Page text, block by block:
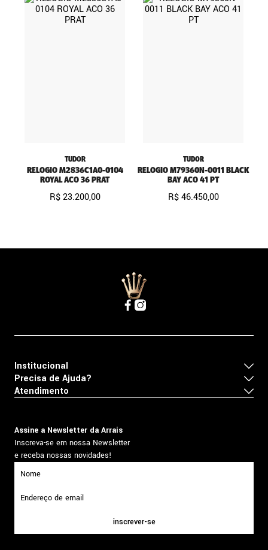
TUDOR
RELOGIO M2836C1A0-0104
ROYAL ACO 36 PRAT
R$ 23.200,00
TUDOR
RELOGIO M79360N-0011 BLACK
BAY ACO 41 PT
R$ 46.450,00
Institucional
Precisa de Ajuda?
Atendimento
Assine a Newsletter da Arrais
Inscreva-se em nossa Newsletter
e receba nossas novidades!
inscrever-se